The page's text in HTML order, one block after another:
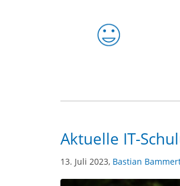
Aktuelle IT-
13. Juli 2023, Bastian